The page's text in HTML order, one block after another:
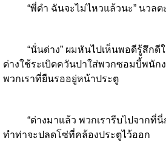
“พี่ดำ ฉันจะไม่ไหวแล้วนะ” นวลต
“นั่นด่าง” ผมหันไปเห็นพอดีรู้สึกดีใ
ด่างใช้ระเบิดควันปาใส่พวกซอมบี้พนัก
พวกเราที่ยืนรออยู่หน้าประตู
“ด่างมาแล้ว พวกเรารีบไปจากที่นี่กั
ทำท่าจะปลดโซ่ที่คล้องประตูไว้ออก